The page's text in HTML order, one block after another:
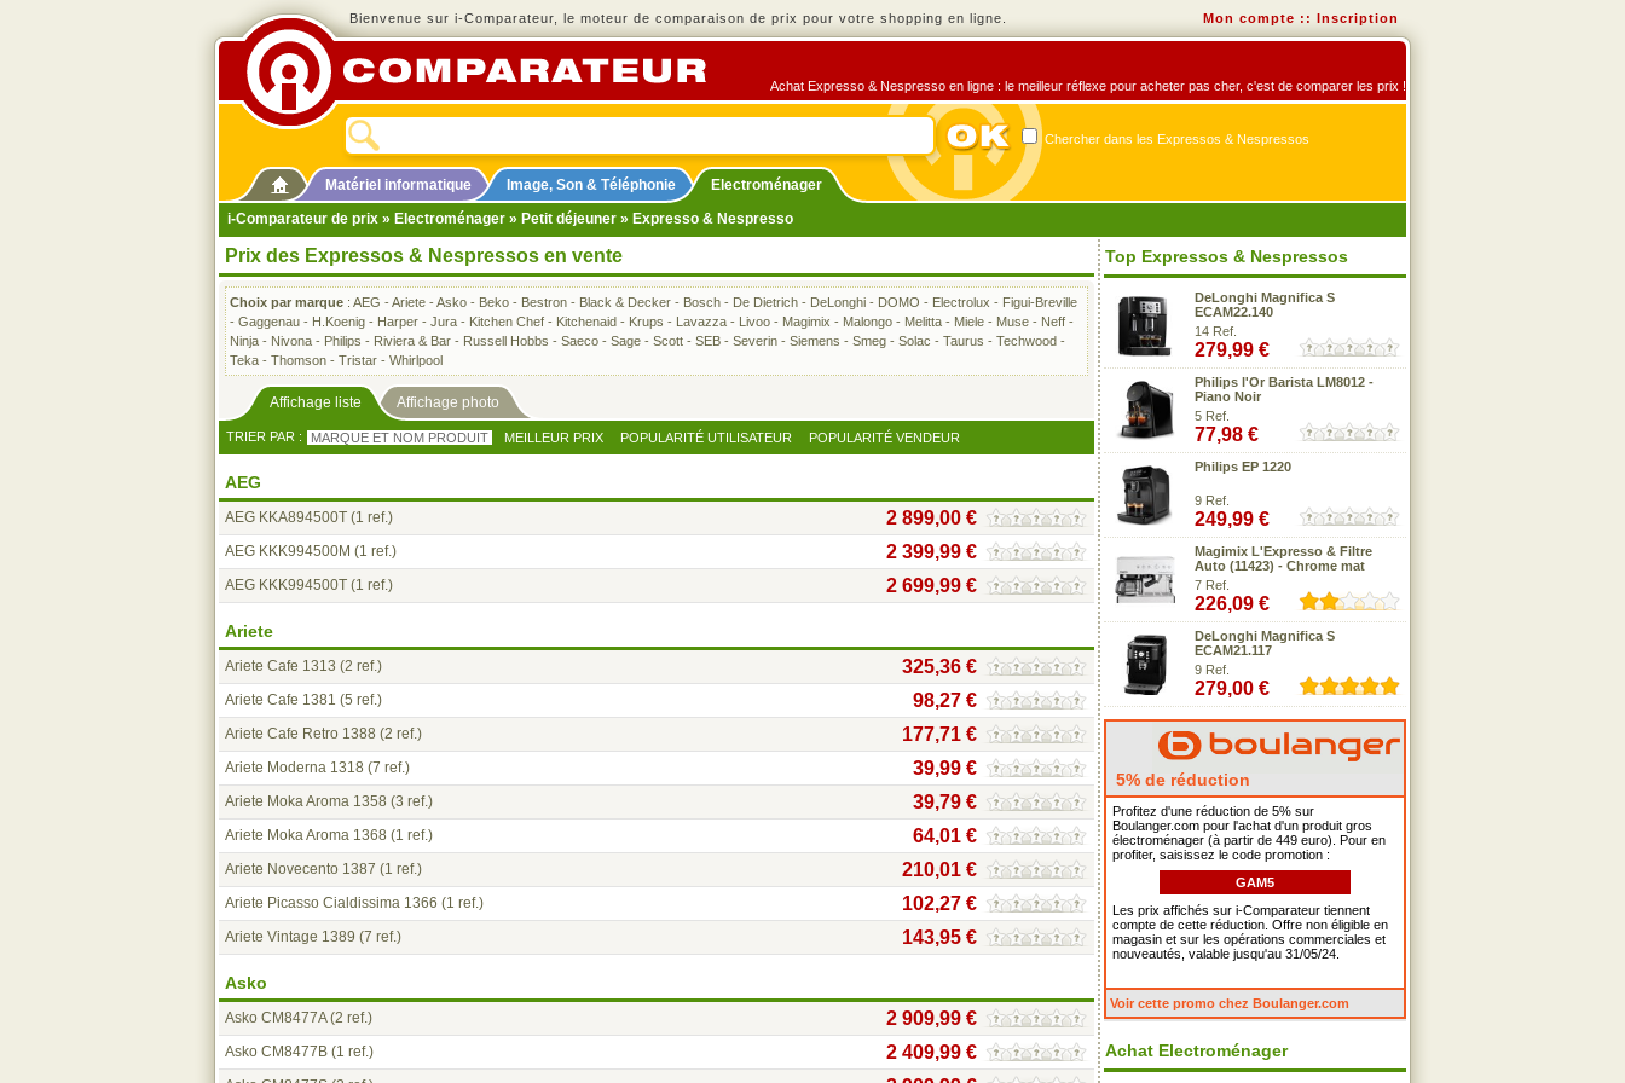
Bienvenue sur i-Comparateur, le moteur de comparaison de prix pour votre shopping en ligne. Mon compte :: Inscription
Achat Expresso & Nespresso en ligne : le meilleur réflexe pour acheter pas cher, c'est de comparer les prix !
Chercher dans les Expressos & Nespressos
Matériel informatique Image, Son & Téléphonie
Electroménager
i-Comparateur de prix » Electroménager » Petit déjeuner » Expresso & Nespresso
Prix des Expressos & Nespressos en vente
Choix par marque : AEG -Ariete -Asko - Beko - Bestron - Black & Decker - Bosch - De Dietrich - DeLonghi - DOMO - Electrolux - Figui-Breville
- Gaggenau - H.Koenig - Harper - Jura - Kitchen Chef - Kitchenaid - Krups - Lavazza - Livoo - Magimix - Malongo - Melitta - Miele - Muse - Neff -
Ninja - Nivona - Philips - Riviera & Bar - Russell Hobbs - Saeco - Sage - Scott - SEB - Severin - Siemens - Smeg - Solac - Taurus - Techwood -
Teka - Thomson - Tristar - Whirlpool
Affichage liste Affichage photo
TRIER PAR : MARQUE ET NOM PRODUIT MEILLEUR PRIX POPULARITÉ UTILISATEUR POPULARITÉ VENDEUR
AEG
AEG KKA894500T (1 ref.) 2 899,00 €
AEG KKK994500M (1 ref.) 2 399,99 €
AEG KKK994500T (1 ref.) 2 699,99 €
Ariete
Ariete Cafe 1313 (2 ref.) 325,36 €
Ariete Cafe 1381 (5 ref.) 98,27 €
Ariete Cafe Retro 1388 (2 ref.) 177,71 €
Ariete Moderna 1318 (7 ref.) 39,99 €
Ariete Moka Aroma 1358 (3 ref.) 39,79 €
Ariete Moka Aroma 1368 (1 ref.) 64,01 €
Ariete Novecento 1387 (1 ref.) 210,01 €
Ariete Picasso Cialdissima 1366 (1 ref.) 102,27 €
Ariete Vintage 1389 (7 ref.) 143,95 €
Asko
Asko CM8477A(2 ref.) 2 909,99 €
Asko CM8477B (1 ref.) 2 409,99 €
Top Expressos & Nespressos
DeLonghi Magnifica S
ECAM22.140
14 Ref.
279,99 €
Philips l'Or Barista LM8012 -
Piano Noir
5 Ref.
77,98 €
Philips EP 1220
9 Ref.
249,99 €
Magimix L'Expresso & Filtre
Auto (11423) - Chrome mat
7 Ref.
226,09 €
DeLonghi Magnifica S
ECAM21.117
9 Ref.
279,00 €
5% de réduction
Profitez d'une réduction de 5% sur
Boulanger.com pour l'achat d'un produit gros
électroménager (à partir de 449 euro). Pour en
profiter, saisissez le code promotion :
GAM5
Les prix affichés sur i-Comparateur tiennent
compte de cette réduction. Offre non éligible en
magasin et sur les opérations commerciales et
nouveautés, valable jusqu'au 31/05/24.
Voir cette promo chez Boulanger.com
Achat Electroménager